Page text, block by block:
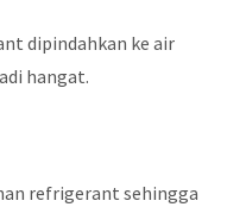
dipindahkan ke air
hangat.
refrigerant sehingga